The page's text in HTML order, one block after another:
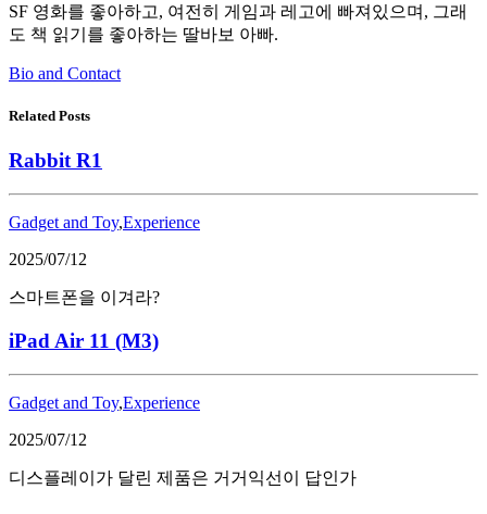
SF 영화를 좋아하고, 여전히 게임과 레고에 빠져있으며, 그래
도 책 읽기를 좋아하는 딸바보 아빠.
Bio and Contact
Related Posts
Rabbit R1
Gadget and Toy,Experience
2025/07/12
스마트폰을 이겨라?
iPad Air 11 (M3)
Gadget and Toy,Experience
2025/07/12
디스플레이가 달린 제품은 거거익선이 답인가